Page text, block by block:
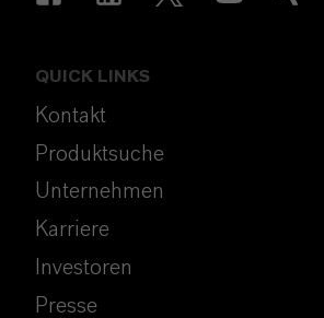
QUICK LINKS
Kontakt
Produktsuche
Unternehmen
Karriere
Investoren
Presse